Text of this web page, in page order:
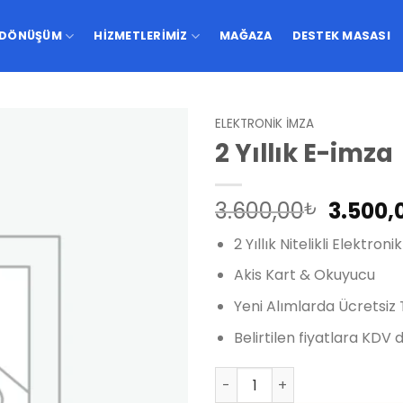
HIZMETLERIMIZ MAĞAZA DESTEK MASASI
ELEKTRONIK İMZA
2 Yıllık E-imza
3.600,00₺
fiyat:
2 Yıllık Nitelikli
Akis Kart & Okuyucu
Yeni Alımlarda
Belirtilen fiyatlara KDV
2 Yıllık E-imza adet